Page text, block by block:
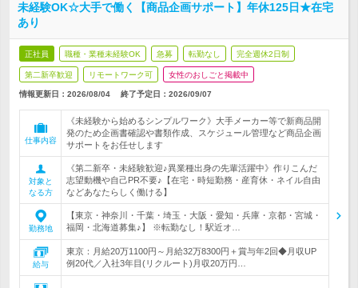
未経験OK☆大手で働く【商品企画サポート】年休125日★在宅
あり
正社員 職種・業種未経験OK 急募 転勤なし 完全週休2日制
第二新卒歓迎 リモートワーク可 女性のおしごと掲載中
情報更新日：2026/08/04 終了予定日： 2026/09/07
仕事内容
《未経験から始めるシンプルワーク》大手メーカー等で新商品開
発のため企画書確認や書類作成、スケジュール管理など商品企画
サポートをお任せします
対象と
なる方
《第二新卒・未経験歓迎♪異業種出身の先輩活躍中》作りこんだ
志望動機や自己PR不要♪【在宅・時短勤務・産育休・ネイル自由
などあなたらしく働ける】
勤務地
【東京・神奈川・千葉・埼玉・大阪・愛知・兵庫・京都・宮城・
福岡・北海道募集♪】 ※転勤なし！駅近オ…
給与
東京：月給20万1100円～月給32万8300円＋賞与年2回◆月収UP
例20代／入社3年目(リクルート)月収20万円…